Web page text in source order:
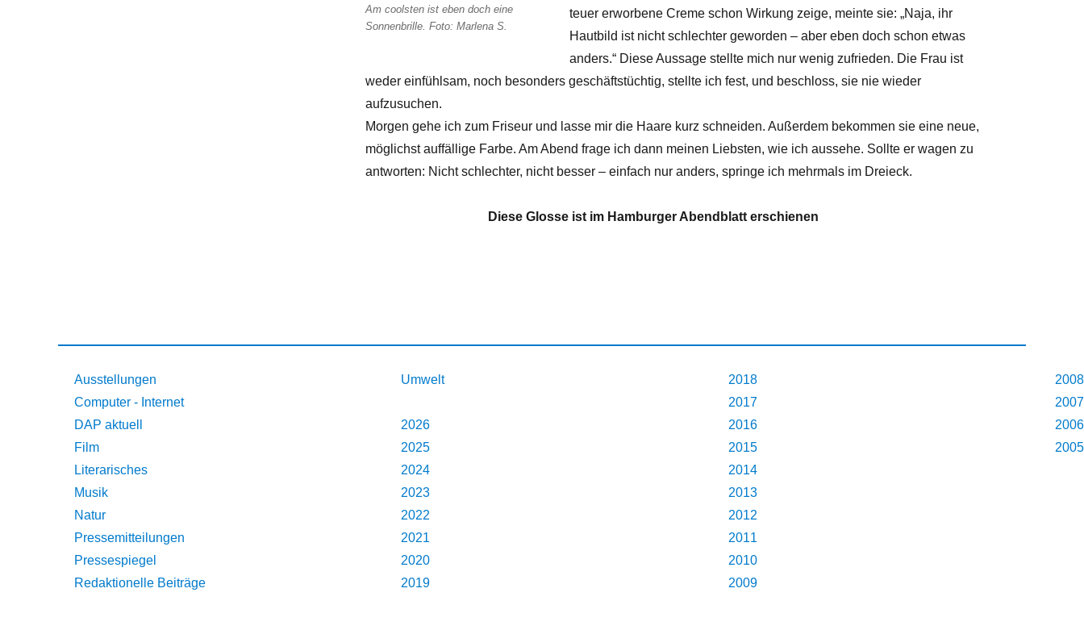
Am coolsten ist eben doch eine
Sonnenbrille. Foto: Marlena S.
teuer erworbene Creme schon Wirkung zeige, meinte sie: „Naja, ihr
Hautbild ist nicht schlechter geworden – aber eben doch schon etwas
anders.“ Diese Aussage stellte mich nur wenig zufrieden. Die Frau ist
weder einfühlsam, noch besonders geschäftstüchtig, stellte ich fest, und beschloss, sie nie wieder
aufzusuchen.
Morgen gehe ich zum Friseur und lasse mir die Haare kurz schneiden. Außerdem bekommen sie eine neue,
möglichst auffällige Farbe. Am Abend frage ich dann meinen Liebsten, wie ich aussehe. Sollte er wagen zu
antworten: Nicht schlechter, nicht besser – einfach nur anders, springe ich mehrmals im Dreieck.
Diese Glosse ist im Hamburger Abendblatt erschienen
Ausstellungen
Computer - Internet
DAP aktuell
Film
Literarisches
Musik
Natur
Pressemitteilungen
Pressespiegel
Redaktionelle Beiträge
Umwelt
2026
2025
2024
2023
2022
2021
2020
2019
2018
2017
2016
2015
2014
2013
2012
2011
2010
2009
2008
2007
2006
2005